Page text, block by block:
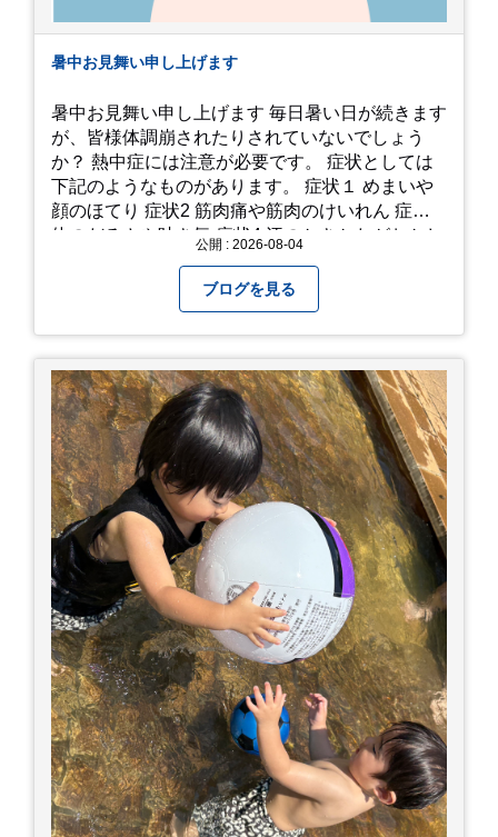
暑中お見舞い申し上げます
暑中お見舞い申し上げます 毎日暑い日が続きます
が、皆様体調崩されたりされていないでしょう
か？ 熱中症には注意が必要です。 症状としては
下記のようなものがあります。 症状１ めまいや
顔のほてり 症状2 筋肉痛や筋肉のけいれん 症状3
体のだるさや吐き気 症状4 汗のかきかたがおかし
に反応しない、まっすぐ歩けない 症状7 水分補給
に医療機関へ相談、または救急車を呼びましょう
□涼しい場所へ移動しましょう □衣服を脱がし、
体を冷やして体温を下げましょう □塩分や水分を
補給しましょう 一番大切な命を守って、夏を乗り
切りましょう！
公開 : 2026-08-04
ブログを見る